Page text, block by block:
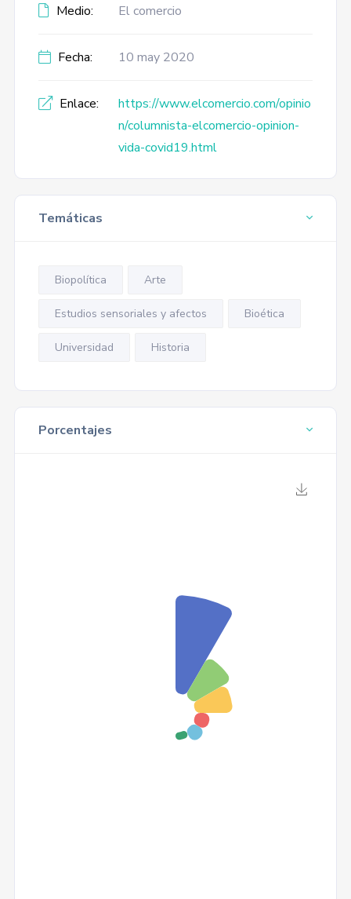
Medio: El comercio
Fecha: 10 may 2020
Enlace:
https://www.elcomercio.com/opinio
n/columnista-elcomercio-opinion-
vida-covid19.html
Temáticas
Biopolítica Arte
Estudios sensoriales y afectos Bioética
Universidad Historia
Porcentajes